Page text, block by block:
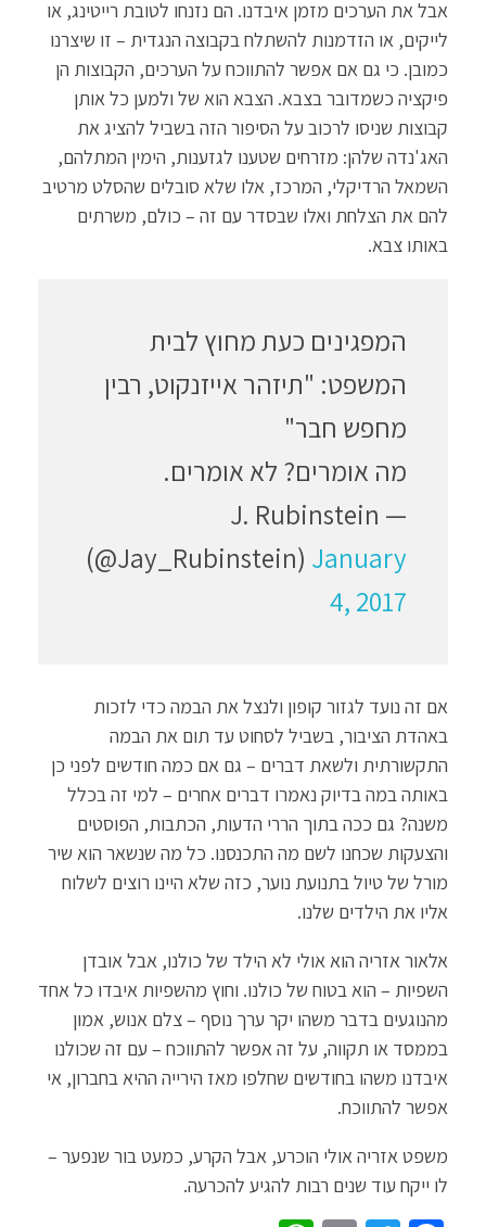
אבל את הערכים מזמן איבדנו. הם נזנחו לטובת רייטינג, או
לייקים, או הזדמנות להשתלח בקבוצה הנגדית – זו שיצרנו
כמובן. כי גם אם אפשר להתווכח על הערכים, הקבוצות הן
פיקציה כשמדובר בצבא. הצבא הוא של ולמען כל אותן
קבוצות שניסו לרכוב על הסיפור הזה בשביל להציג את
האג'נדה שלהן: מזרחים שטענו לגזענות, הימין המתלהם,
השמאל הרדיקלי, המרכז, אלו שלא סובלים שהסלט מרטיב
להם את הצלחת ואלו שבסדר עם זה – כולם, משרתים
באותו צבא.
המפגינים כעת מחוץ לבית
המשפט: "תיזהר אייזנקוט, רבין
מחפש חבר"
מה אומרים? לא אומרים.
— J. Rubinstein
(@Jay_Rubinstein) January
4, 2017
אם זה נועד לגזור קופון ולנצל את הבמה כדי לזכות
באהדת הציבור, בשביל לסחוט עד תום את הבמה
התקשורתית ולשאת דברים – גם אם כמה חודשים לפני כן
באותה במה בדיוק נאמרו דברים אחרים – למי זה בכלל
משנה? גם ככה בתוך הררי הדעות, הכתבות, הפוסטים
והצעקות שכחנו לשם מה התכנסנו. כל מה שנשאר הוא שיר
מורל של טיול בתנועת נוער, כזה שלא היינו רוצים לשלוח
אליו את הילדים שלנו.
אלאור אזריה הוא אולי לא הילד של כולנו, אבל אובדן
השפיות – הוא בטוח של כולנו. וחוץ מהשפיות איבדו כל אחד
מהנוגעים בדבר משהו יקר ערך נוסף – צלם אנוש, אמון
בממסד או תקווה, על זה אפשר להתווכח – עם זה שכולנו
איבדנו משהו בחודשים שחלפו מאז הירייה ההיא בחברון, אי
אפשר להתווכח.
משפט אזריה אולי הוכרע, אבל הקרע, כמעט בור שנפער –
לו ייקח עוד שנים רבות להגיע להכרעה.